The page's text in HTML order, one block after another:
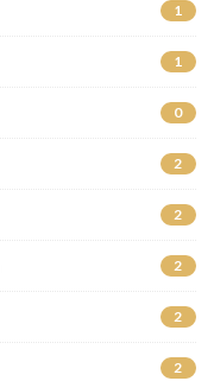
1
1
0
2
2
2
2
2